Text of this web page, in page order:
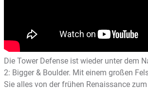
Die Tower Defense ist wieder unter dem
2: Bigger & Boulder. Mit einem großen
Sie alles von der frühen Renaissance